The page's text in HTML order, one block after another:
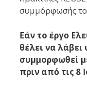
συμμόρφωσής
Εάν το έργο
θέλει να λάβει
συμμορφωθεί
πριν από τις 8